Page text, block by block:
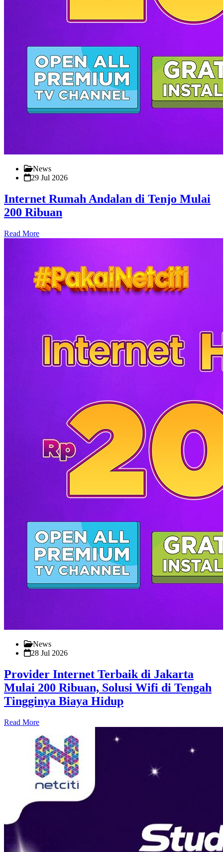
News
29 Jul 2026
Internet Rumah Andalan di Tenjo Mulai
200 Ribuan
Read More
News
28 Jul 2026
Provider Internet Terbaik di Jakarta
Mulai 200 Ribuan, Solusi Wifi di Tengah
Tingginya Biaya Hidup
Read More